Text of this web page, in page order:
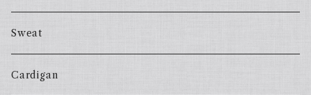
Sweat
Cardigan